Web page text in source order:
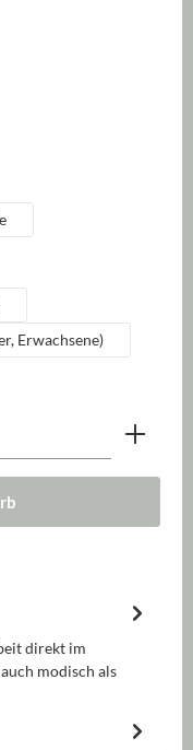
Erwachsene)
Wert ein
direkt im
modisch als